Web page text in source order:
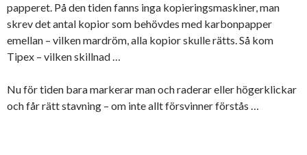
papperet. På den tiden fanns inga kopieringsmaskiner, man
skrev det antal kopior som behövdes med karbonpapper
emellan – vilken mardröm, alla kopior skulle rätts. Så kom
Tipex – vilken skillnad …
Nu för tiden bara markerar man och raderar eller högerklickar
och får rätt stavning – om inte allt försvinner förstås …